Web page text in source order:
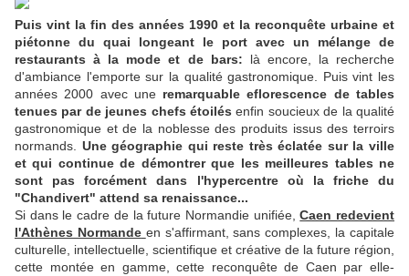
Puis vint la fin des années 1990 et la reconquête urbaine et
piétonne du quai longeant le port avec un mélange de
restaurants à la mode et de bars: là encore, la recherche
d'ambiance l'emporte sur la qualité gastronomique. Puis vint les
années 2000 avec une remarquable eflorescence de tables
tenues par de jeunes chefs étoilés enfin soucieux de la qualité
gastronomique et de la noblesse des produits issus des terroirs
normands. Une géographie qui reste très éclatée sur la ville
et qui continue de démontrer que les meilleures tables ne
sont pas forcément dans l'hypercentre où la friche du
"Chandivert" attend sa renaissance...
Si dans le cadre de la future Normandie unifiée,Caen redevient
l'Athènes Normande en s'affirmant, sans complexes, la capitale
culturelle, intellectuelle, scientifique et créative de la future région,
cette montée en gamme, cette reconquête de Caen par elle-